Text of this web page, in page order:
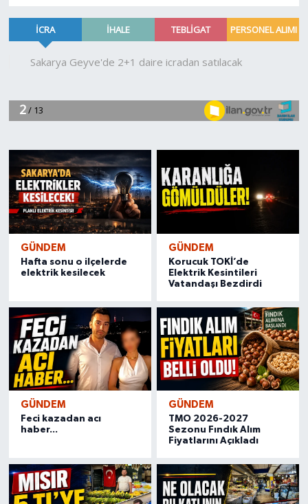
GÜNDEM
Hafta sonu o ilçelerde
elektrik kesilecek
GÜNDEM
Korucuk TOKİ’de
Elektrik Kesintileri
Vatandaşı Bezdirdi
GÜNDEM
Feci kazadan acı
haber...
GÜNDEM
TMO 2026-2027
Sezonu Fındık Alım
Fiyatlarını Açıkladı